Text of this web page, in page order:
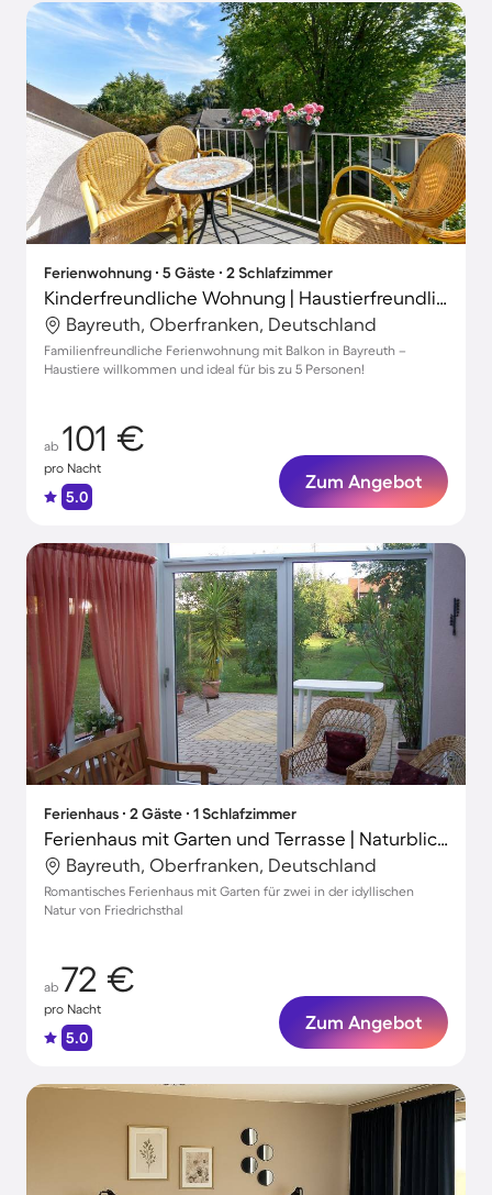
Ferienwohnung ∙ 5 Gäste ∙ 2 Schlafzimmer
Kinderfreundliche Wohnung | Haustierfreundlich
Bayreuth, Oberfranken, Deutschland
Familienfreundliche Ferienwohnung mit Balkon in Bayreuth –
Haustiere willkommen und ideal für bis zu 5 Personen!
ab 101 €
pro Nacht
5.0
Zum Angebot
Ferienhaus ∙ 2 Gäste ∙ 1 Schlafzimmer
Ferienhaus mit Garten und Terrasse | Naturblick | Perfekt für die Arbeit von Zuhause
Bayreuth, Oberfranken, Deutschland
Romantisches Ferienhaus mit Garten für zwei in der idyllischen
Natur von Friedrichsthal
ab 72 €
pro Nacht
5.0
Zum Angebot